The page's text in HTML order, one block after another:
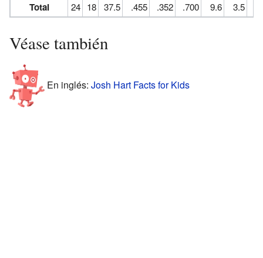
Total 24 18 37.5 .455 .352 .700 9.6 3.5
Véase también
En inglés: Josh Hart Facts for Kids